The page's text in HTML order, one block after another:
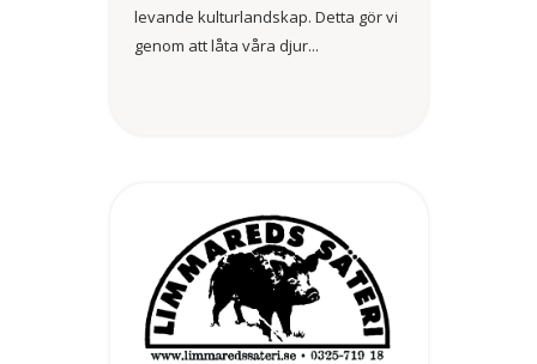
levande kulturlandskap. Detta gör vi
genom att låta våra djur...